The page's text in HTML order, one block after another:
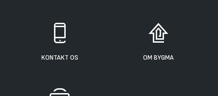
KONTAKT OS OM BYGMA